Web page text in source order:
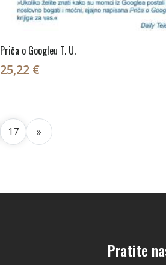
Priča o Googleu T. U.
25,22 €
17 »
Pratite